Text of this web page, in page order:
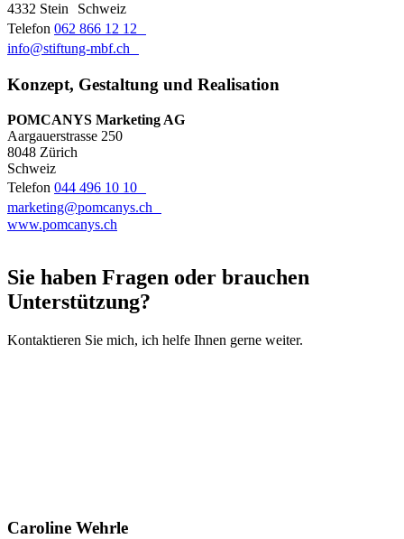
4332 Stein Schweiz
Telefon 062 866 12 12
info@stiftung-mbf.ch
Konzept, Gestaltung und Realisation
POMCANYS Marketing AG
Aargauerstrasse 250
8048 Zürich
Schweiz
Telefon 044 496 10 10
marketing@pomcanys.ch
www.pomcanys.ch
Sie haben Fragen oder brauchen
Unterstützung?
Kontaktieren Sie mich, ich helfe Ihnen gerne weiter.
Caroline Wehrle